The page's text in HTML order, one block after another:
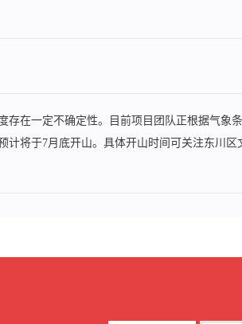
存在一定不确定性。目前项目团队正根据气象
计将于7月底开山。具体开山时间可关注东川区